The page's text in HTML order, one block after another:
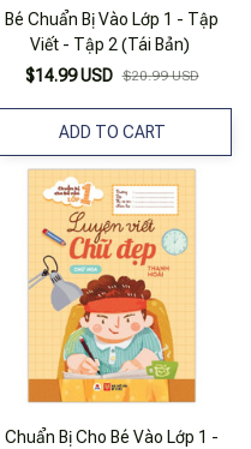
Bé Chuẩn Bị Vào Lớp 1 - Tập
Viết - Tập 2 (Tái Bản)
$14.99 USD $20.99 USD
ADD TO CART
Chuẩn Bị Cho Bé Vào Lớp 1 -